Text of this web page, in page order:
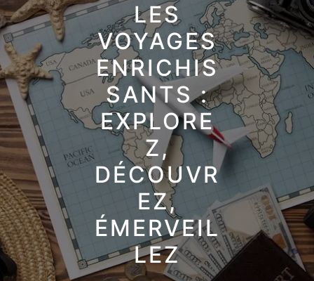
LES
VOYAGES
ENRICHIS
SANTS :
EXPLORE
Z,
DÉCOUVR
EZ,
ÉMERVEIL
LEZ